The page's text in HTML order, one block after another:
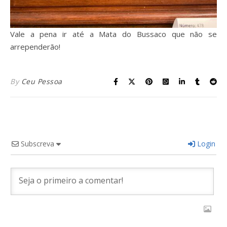
Vale a pena ir até a Mata do Bussaco que não se
arrependerão!
By Ceu Pessoa
Subscreva Login